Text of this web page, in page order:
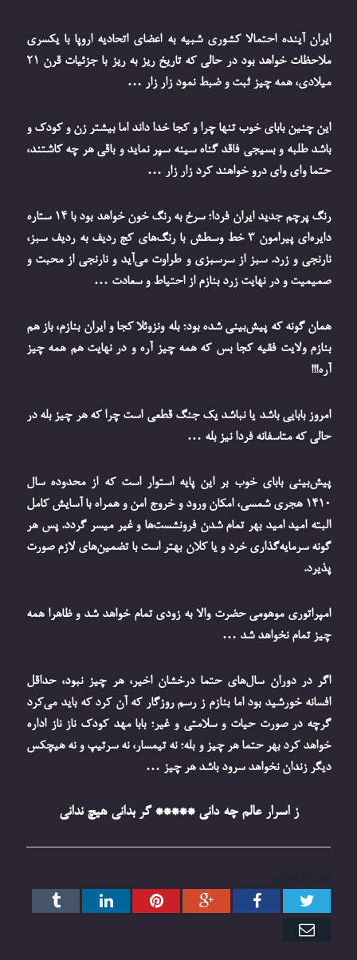
ایران آینده احتمالا کشوری شبیه به اعضای اتحادیه اروپا با یکسری
ملاحظات خواهد بود در حالی که تاریخ ریز به ریز با جزئیات قرن 21
میلادی، همه چیز ثبت و ضبط نمود زار زار …
این چنین بابای خوب تنها چرا و کجا خدا داند اما بیشتر زن و کودک و
باشد طلبه و بسیجی فاقد گناه سینه سپر نماید و باقی هر چه کاشتند،
حتما وای وای درو خواهند کرد زار زار …
رنگ پرچم جدید ایران فردا؛ سرخ به رنگ خون خواهد بود با 14 ستاره
دایره‌ای پیرامون 3 خط وسطش با رنگ‌های کج ردیف به ردیف سبز،
نارنجی و زرد. سبز از سرسبزی و طراوت می‌آید و نارنجی از محبت و
صمیمیت و در نهایت زرد بنازم از احتیاط و سعادت …
همان گونه که پیش‌بینی شده بود؛ بله ونزوئلا کجا و ایران بنازم، باز هم
بنازم ولایت فقیه کجا بس که همه چیز آره و در نهایت هم همه چیز
آره!!!
امروز بابایی باشد یا نباشد یک جنگ قطعی است چرا که هر چیز بله در
حالی که متاسفانه فردا نیز بله …
پیش‌بینی بابای خوب بر این پایه استوار است که از محدوده سال
1410 هجری شمسی، امکان ورود و خروج امن و همراه با آسایش کامل
البته امید امید بهر تمام شدن فرونشست‌ها و غیر میسر گردد. پس هر
گونه سرمایه‌گذاری خرد و یا کلان بهتر است با تضمین‌های لازم صورت
پذیرد.
امپراتوری موهومی حضرت والا به زودی تمام خواهد شد و ظاهرا همه
چیز تمام نخواهد شد …
اگر در دوران سال‌های حتما درخشان اخیر، هر چیز نبود، حداقل
افسانه خورشید بود اما بنازم ز رسم روزگار که آن کرد که باید می‌کرد
گرچه در صورت حیات و سلامتی و غیر؛ بابا مهد کودک ناز ناز اداره
خواهد کرد بهر حتما هر چیز و بله؛ نه تیمسار، نه سرتیپ و نه هیچکس
دیگر زندان نخواهد سرود باشد هر چیز …
ز اسرار عالم چه دانی ***** گر بدانی هیچ ندانی
گوگل+ پینترستارتباط Tumblr
ایمیل